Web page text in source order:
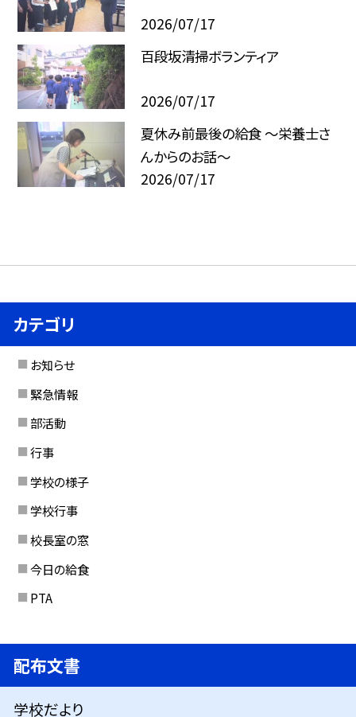
2026/07/17
百段坂清掃ボランティア
2026/07/17
夏休み前最後の給食 ～栄養士さ
んからのお話～
2026/07/17
カテゴリ
お知らせ
緊急情報
部活動
行事
学校の様子
学校行事
校長室の窓
今日の給食
PTA
配布文書
学校だより